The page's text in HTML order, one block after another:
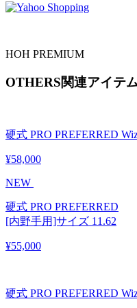
HOH PREMIUM
OTHERS関連アイテ
硬式 PRO PREFERRED
¥58,000
NEW
硬式 PRO PREFERRED
[内野手用]サイズ 11.62
¥55,000
硬式 PRO PREFERRED